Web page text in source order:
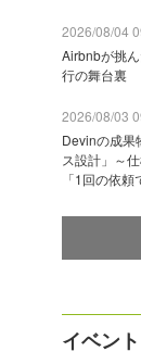
2026/08/04
Airbnbが挑
行の舞台裏
2026/08/03
Devinの成果
ス設計」～
「1回の依
イベント